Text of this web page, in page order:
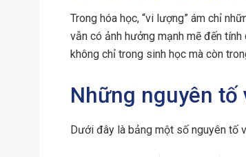
Trong hóa học, “vi lượng” ám chỉ
vẫn có ảnh hưởng mạnh mẽ đến
không chỉ trong sinh học mà còn
Những nguyên
Dưới đây là bảng một số nguyên tố